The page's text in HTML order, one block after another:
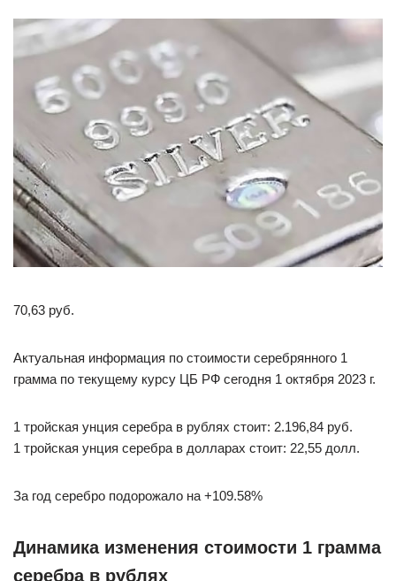
70,63 руб.
Актуальная информация по стоимости серебрянного 1
грамма по текущему курсу ЦБ РФ сегодня 1 октября 2023 г.
1 тройская унция серебра в рублях стоит: 2.196,84 руб.
1 тройская унция серебра в долларах стоит: 22,55 долл.
За год серебро подорожало на +109.58%
Динамика изменения стоимости 1 грамма
серебра в рублях